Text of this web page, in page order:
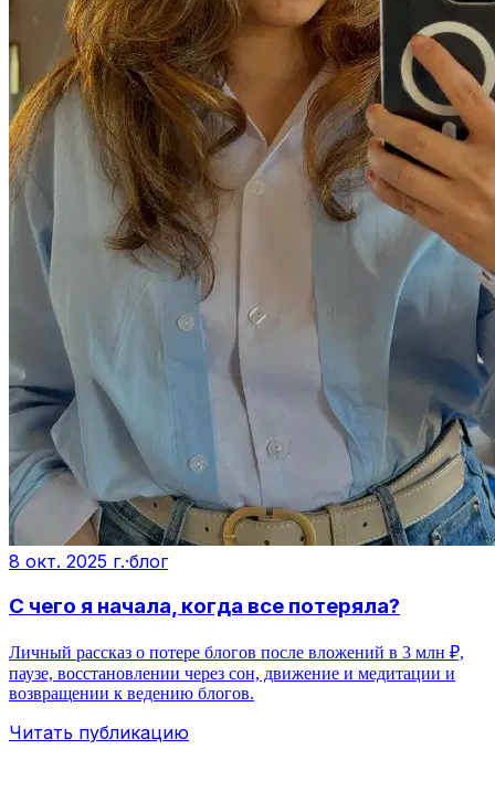
8 окт. 2025 г.·блог
С чего я начала, когда все потеряла?
Личный рассказ о потере блогов после вложений в 3 млн ₽,
паузе, восстановлении через сон, движение и медитации и
возвращении к ведению блогов.
Читать публикацию